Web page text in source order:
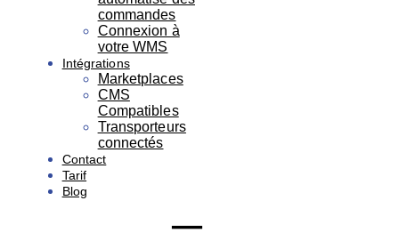
commandes
Connexion à
votre WMS
Intégrations
Marketplaces
CMS
Compatibles
Transporteurs
connectés
Contact
Tarif
Blog